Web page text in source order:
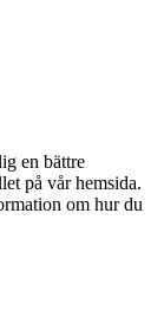
en bättre
på vår hemsida.
om hur du